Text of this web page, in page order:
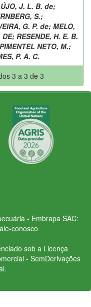
J. L. B. de;
S.;
G. P. de; MELO,
DE; RESENDE, H. E. B.
PIMENTEL NETO, M.;
P. A. C.
3 a 3 de 3
- Embrapa SAC:
conosco
sob a Licença
- SemDerivações